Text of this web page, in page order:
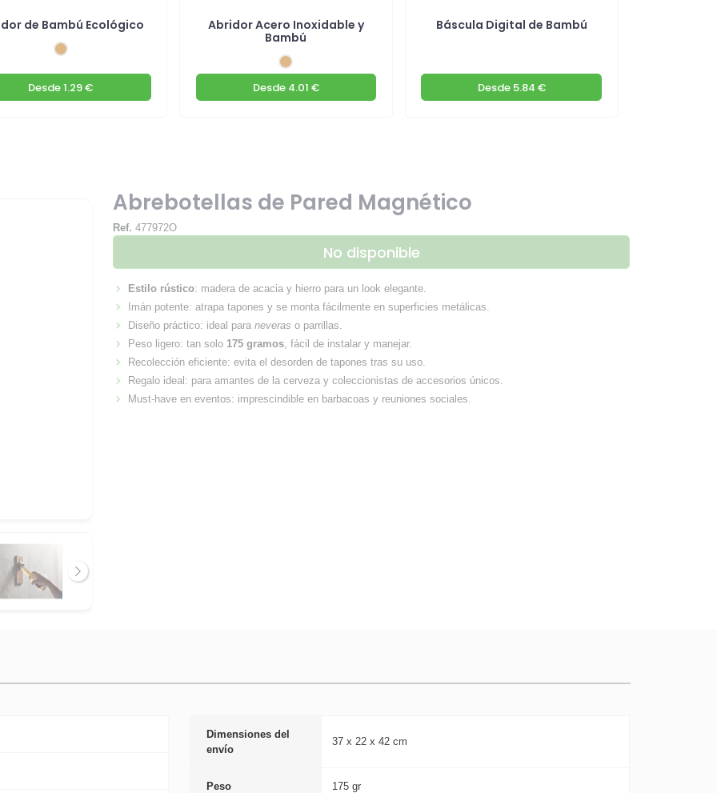
de Bambú Ecológico
Desde1.29 €
Abridor Acero Inoxidable y
Bambú
Desde4.01 €
Báscula Digital de Bambú
Desde5.84 €
Siguiente
Abrebotellas de Pared Magnético
Ref. 477972O
No disponible
Estilo rústico: madera de acacia y hierro para un look elegante.
Imán potente: atrapa tapones y se monta fácilmente en superficies metálicas.
Diseño práctico: ideal paraneveras o parrillas.
Peso ligero: tan solo 175 gramos , fácil de instalar y manejar.
Recolección eficiente: evita el desorden de tapones tras su uso.
Regalo ideal: para amantes de la cerveza y coleccionistas de accesorios únicos.
Must-have en eventos: imprescindible en barbacoas y reuniones sociales.
Dimensiones del
envío
37 x 22 x 42 cm
Peso 175 gr